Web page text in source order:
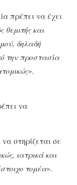
πρέπει να έχει
και
δηλαδή
την προστασία
».
να
στηρίζεται σε
ιατρικά και
τομέα».